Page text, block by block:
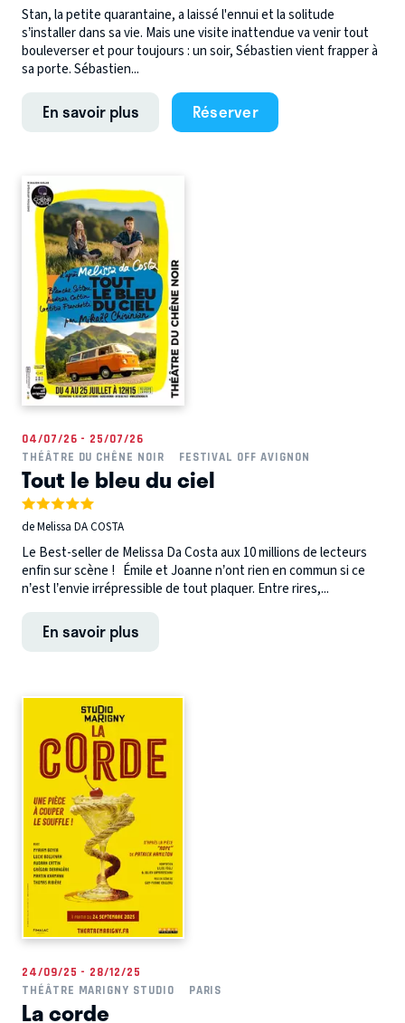
Stan, la petite quarantaine, a laissé l'ennui et la solitude
s’installer dans sa vie. Mais une visite inattendue va venir tout
bouleverser et pour toujours : un soir, Sébastien vient frapper à
sa porte. Sébastien...
En savoir plus Réserver
04/07/26 - 25/07/26
THÉÂTRE DU CHÊNE NOIR
FESTIVAL OFF AVIGNON
Tout le bleu du ciel
de Melissa DA COSTA
Le Best-seller de Melissa Da Costa aux 10 millions de lecteurs
enfin sur scène ! Émile et Joanne n’ont rien en commun si ce
n’est l’envie irrépressible de tout plaquer. Entre rires,...
En savoir plus
24/09/25 - 28/12/25
THÉÂTRE MARIGNY STUDIO
PARIS
La corde